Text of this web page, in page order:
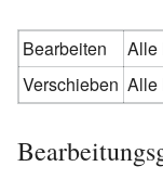
Bearbeiten
Alle
Verschieben Alle